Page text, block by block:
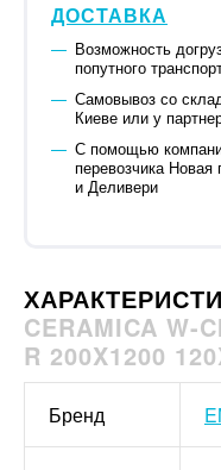
ДОСТАВКА
Возможность
попутного
Самовывоз со
Киеве или у
С помощью
перевозчика Новая
и Деливери
CERAMICA W-
R 200X1200
Бренд